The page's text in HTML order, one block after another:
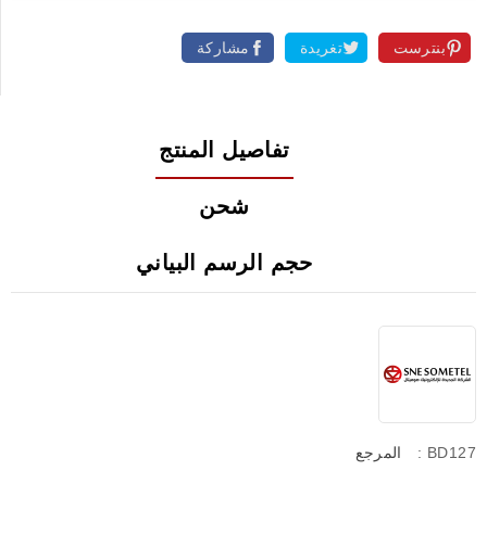
مشاركة تغريدة بنترست
تفاصيل المنتج
شحن
حجم الرسم البياني
المرجع : BD127